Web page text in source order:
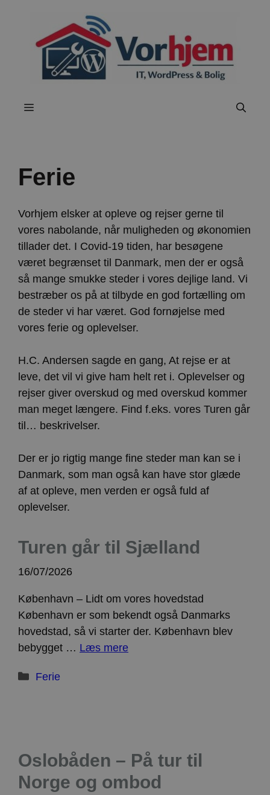
Menu
Ferie
Vorhjem elsker at opleve og rejser gerne til
vores nabolande, når muligheden og økonomien
tillader det. I Covid-19 tiden, har besøgene
været begrænset til Danmark, men der er også
så mange smukke steder i vores dejlige land. Vi
bestræber os på at tilbyde en god fortælling om
de steder vi har været. God fornøjelse med
vores ferie og oplevelser.
H.C. Andersen sagde en gang, At rejse er at
leve, det vil vi give ham helt ret i. Oplevelser og
rejser giver overskud og med overskud kommer
man meget længere. Find f.eks. vores Turen går
til… beskrivelser.
Der er jo rigtig mange fine steder man kan se i
Danmark, som man også kan have stor glæde
af at opleve, men verden er også fuld af
oplevelser.
Turen går til Sjælland
16/07/2026
København – Lidt om vores hovedstad
København er som bekendt også Danmarks
hovedstad, så vi starter der. København blev
bebygget … Læs mere
Kategorier
Ferie
Oslobåden – På tur til
Norge og ombod